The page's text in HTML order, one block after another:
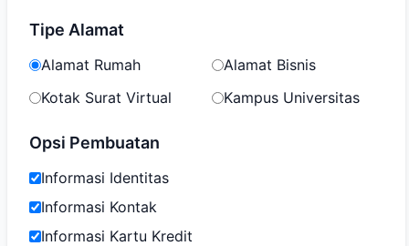
Tipe Alamat
Alamat Rumah
Alamat Bisnis
Kotak Surat Virtual
Kampus Universitas
Opsi Pembuatan
Informasi Identitas
Informasi Kontak
Informasi Kartu Kredit